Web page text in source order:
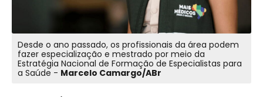
Desde o ano passado, os profissionais da área podem
fazer especialização e mestrado por meio da
Estratégia Nacional de Formação de Especialistas para
a Saúde - Marcelo Camargo/ABr